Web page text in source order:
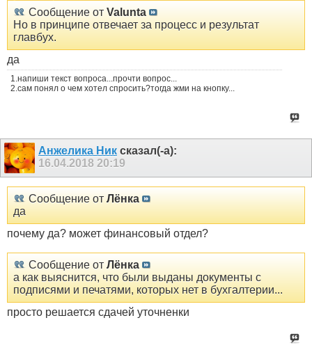
Сообщение от Valunta
Но в принципе отвечает за процесс и результат
главбух.
да
1.напиши текст вопроса...прочти вопрос...
2.сам понял о чем хотел спросить?тогда жми на кнопку...
Анжелика Ник сказал(-а):
16.04.2018 20:19
Сообщение от Лёнка
да
почему да? может финансовый отдел?
Сообщение от Лёнка
а как выяснится, что были выданы документы с
подписями и печатями, которых нет в бухгалтерии...
просто решается сдачей уточненки